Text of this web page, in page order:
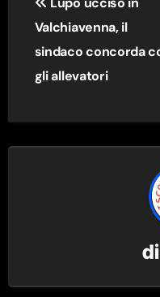
articoli
Valchiavenna, il
sindaco concorda
gli allevatori
di